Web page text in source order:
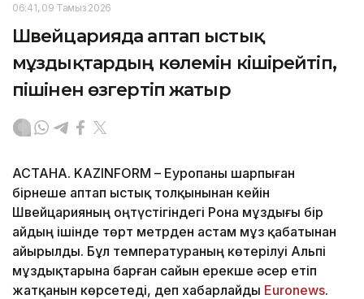
06:41, 09 Тамыз 2026
Швейцарияда аптап ыстық
мұздықтардың көлемін кішірейтіп,
пішінен өзгертіп жатыр
АСТАНА. KAZINFORM – Еуропаны шарпыған
бірнеше аптап ыстық толқынынан кейін
Швейцарияның оңтүстігіндегі Рона мұздығы бір
айдың ішінде төрт метрден астам мұз қабатынан
айырылды. Бұл температураның көтерілуі Альпі
мұздықтарына барған сайын ерекше әсер етіп
жатқанын көрсетеді, деп хабарлайды Еuronews.